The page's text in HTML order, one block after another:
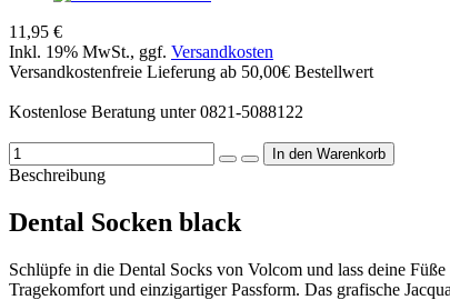
11,95 €
Inkl. 19% MwSt., ggf. Versandkosten
Versandkostenfreie Lieferung ab 50,00€ Bestellwert
Kostenlose Beratung unter 0821-5088122
Beschreibung
Dental Socken black
Schlüpfe in die Dental Socks von Volcom und lass deine
Tragekomfort und einzigartiger Passform. Das grafische